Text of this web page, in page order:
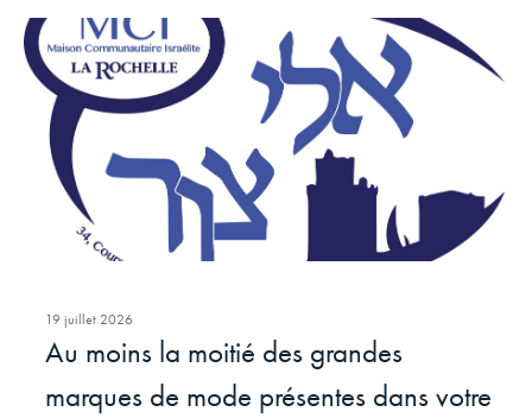
19 juillet 2026
Au moins la moitié des grandes
marques de mode présentes dans votre